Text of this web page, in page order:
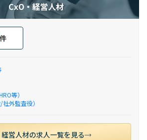
CxO・経営人材
件
等）
外監査役）
経営人材の求人一覧を見る